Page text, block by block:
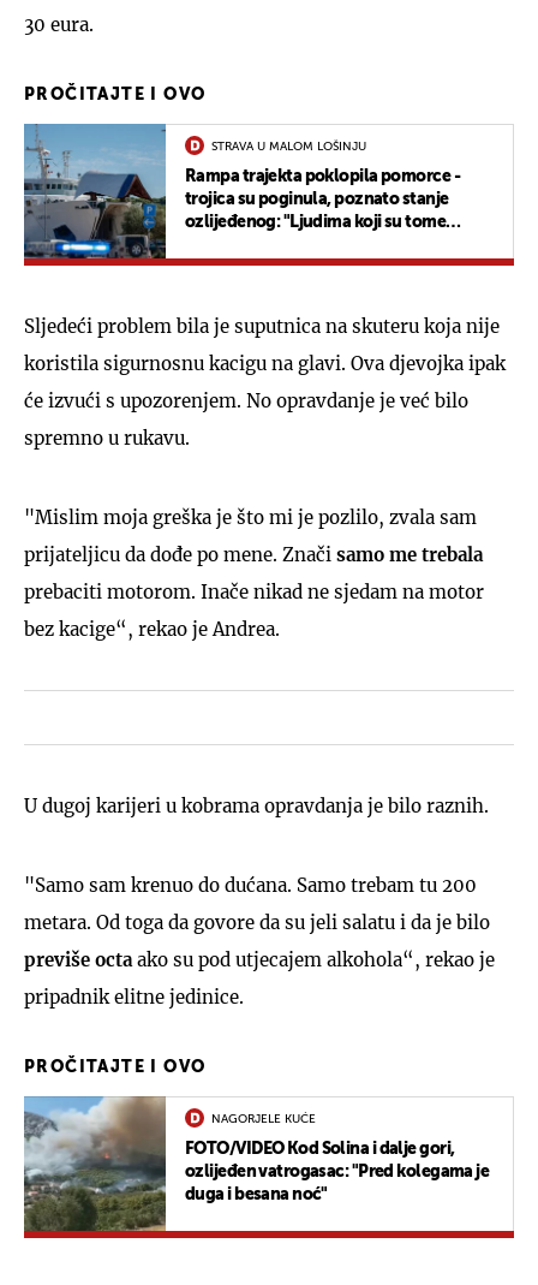
30 eura.
PROČITAJTE I OVO
STRAVA U MALOM LOŠINJU
Rampa trajekta poklopila pomorce -
trojica su poginula, poznato stanje
ozlijeđenog: "Ljudima koji su tome
Sljedeći problem bila je suputnica na skuteru koja nije
koristila sigurnosnu kacigu na glavi. Ova djevojka ipak
će izvući s upozorenjem. No opravdanje je već bilo
spremno u rukavu.
"Mislim moja greška je što mi je pozlilo, zvala sam
prijateljicu da dođe po mene. Znači samo me trebala
prebaciti motorom. Inače nikad ne sjedam na motor
bez kacige“, rekao je Andrea.
U dugoj karijeri u kobrama opravdanja je bilo raznih.
"Samo sam krenuo do dućana. Samo trebam tu 200
metara. Od toga da govore da su jeli salatu i da je bilo
previše octa ako su pod utjecajem alkohola“, rekao je
pripadnik elitne jedinice.
PROČITAJTE I OVO
NAGORJELE KUĆE
FOTO/VIDEO Kod Solina i dalje gori,
ozlijeđen vatrogasac: "Pred kolegama je
duga i besana noć"